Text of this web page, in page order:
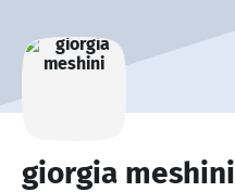
giorgia meshini